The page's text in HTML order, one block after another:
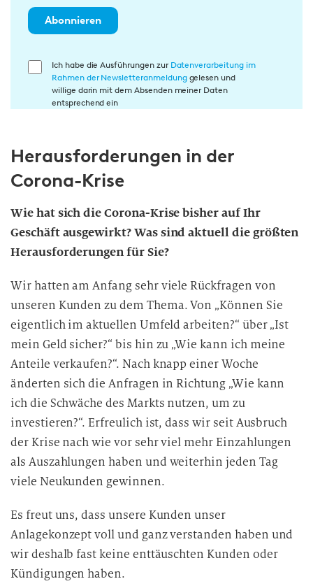
Abonnieren
E
l
i
n
g
n
d
i
e
D
a
v
e
r
r
b
e
i
Ich habe die Ausführungen zur Datenverarbeitung im
Rahmen der Newsletteranmeldunggelesen und
willige darin mit dem Absenden meiner Daten
entsprechend ein
Herausforderungen in der
Corona-Krise
Wie hat sich die Corona-Krise bisher auf Ihr
Geschäft ausgewirkt? Was sind aktuell die größten
Herausforderungen für Sie?
Wir hatten am Anfang sehr viele Rückfragen von
unseren Kunden zu dem Thema. Von „Können Sie
eigentlich im aktuellen Umfeld arbeiten?“ über „Ist
mein Geld sicher?“ bis hin zu „Wie kann ich meine
Anteile verkaufen?“. Nach knapp einer Woche
änderten sich die Anfragen in Richtung „Wie kann
ich die Schwäche des Markts nutzen, um zu
investieren?“. Erfreulich ist, dass wir seit Ausbruch
der Krise nach wie vor sehr viel mehr Einzahlungen
als Auszahlungen haben und weiterhin jeden Tag
viele Neukunden gewinnen.
Es freut uns, dass unsere Kunden unser
Anlagekonzept voll und ganz verstanden haben und
wir deshalb fast keine enttäuschten Kunden oder
Kündigungen haben.